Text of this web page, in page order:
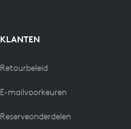
KLANTEN
Retourbeleid
E-mailvoorkeuren
Reserveonderdelen